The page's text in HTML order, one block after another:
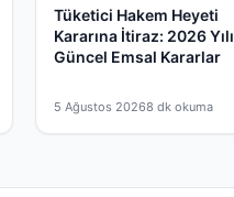
Tüketici Hakem Heyeti
Kararına İtiraz: 2026 Yılı
Güncel Emsal Kararlar
5 Ağustos 20268 dk okuma